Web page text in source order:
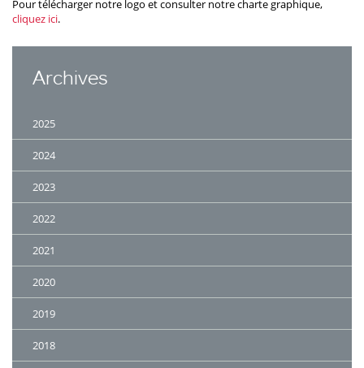
Pour télécharger notre logo et consulter notre charte graphique,
cliquez ici.
Archives
2025
2024
2023
2022
2021
2020
2019
2018